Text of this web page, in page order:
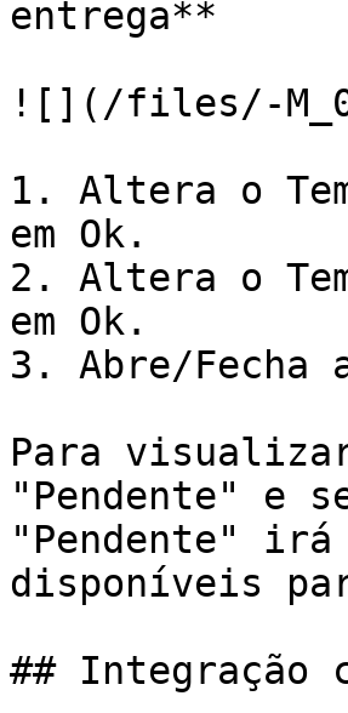
entrega**
![](/files/-
1. Altera o
em Ok.
2. Altera o
em Ok.
3. Abre/Fecha
Para
"Pendente" e
"Pendente"
disponíveis
## Integração